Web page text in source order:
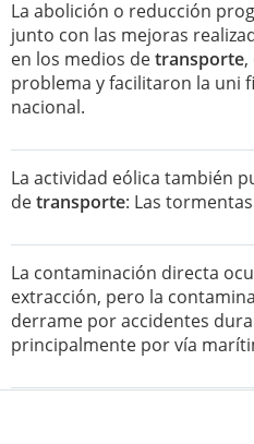
La abolición o reducción
junto con las mejoras
en los medios detransporte
problema y facilitaron la uni
nacional.
La actividad eólica también
detransporte: Las
La contaminación directa
extracción, pero la
derrame por accidentes
principalmente por vía